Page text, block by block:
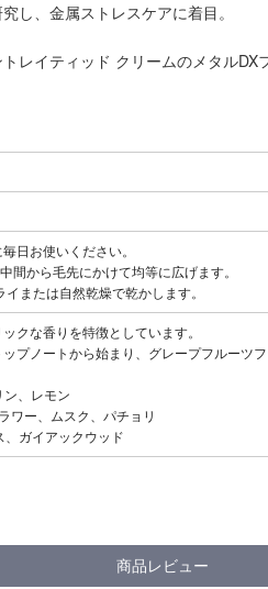
し、金属ストレスケアに着目。
レイティッド クリームのメタル
日お使いください。
間から毛先にかけて均等に広げます。
または自然乾燥で乾かします。
クな香りを特徴としています。
プノートから始まり、グレープフルーツ
、レモン
ワー、ムスク、パチョリ
ガイアックウッド
商品レビュー